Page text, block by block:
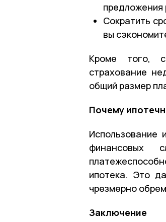
предложения
Сократить
вы
Кроме того,
страхование
общий размер
Почему
Использование
финансовых
ипотека. Это
чрезмерно
Заключение